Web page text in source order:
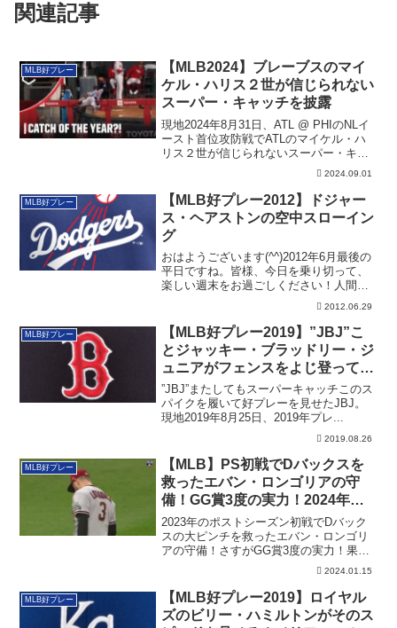
関連記事
MLB好プレー
【MLB2024】ブレーブスのマイ
ケル・ハリス２世が信じられない
スーパー・キャッチを披露
現地2024年8月31日、ATL @ PHIのNLイ
ースト首位攻防戦でATLのマイケル・ハ
リス２世が信じられないスーパー・キャ
2024.09.01
MLB好プレー
【MLB好プレー2012】ドジャー
ス・ヘアストンの空中スローイン
グ
おはようございます(^^)2012年6月最後の
平日ですね。皆様、今日を乗り切って、
楽しい週末をお過ごしください！人間、
2012.06.29
MLB好プレー
【MLB好プレー2019】”JBJ”こ
とジャッキー・ブラッドリー・ジ
ュニアがフェンスをよじ登って
HRをキャッチ
”JBJ”またしてもスーパーキャッチこのス
パイクを履いて好プレーを見せたJBJ。
現地2019年8月25日、2019年プレ...
2019.08.26
MLB好プレー
【MLB】PS初戦でDバックスを
救ったエバン・ロンゴリアの守
備！GG賞3度の実力！2024年の
契約なるか？
2023年のポストシーズン初戦でDバック
スの大ピンチを救ったエバン・ロンゴリ
アの守備！さすがGG賞3度の実力！果た
してロンゴリアは2024年の契約はまとま
2024.01.15
MLB好プレー
【MLB好プレー2019】ロイヤル
ズのビリー・ハミルトンがそのス